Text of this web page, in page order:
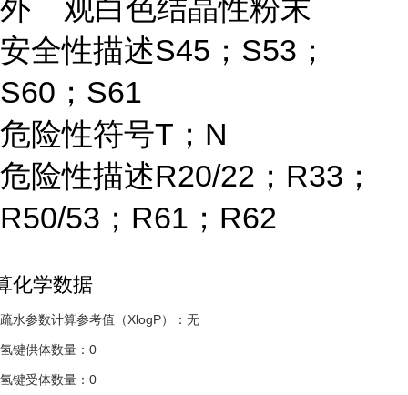
外 观白色结晶性粉末
安全性描述S45；S53；
S60；S61
危险性符号T；N
危险性描述R20/22；R33；
R50/53；R61；R62
化学数据
疏水参数计算参考值 （XlogP）：无
氢键供体数量：0
氢键受体数量：0